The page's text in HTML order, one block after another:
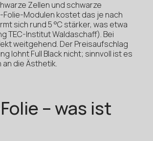
Zellen und schwarze
Folie-Modulen kostet das je nach
sich rund 5 °C stärker, was etwa
TEC-Institut Waldaschaff). Bei
weitgehend. Der Preisaufschlag
lohnt Full Black nicht; sinnvoll ist es
die Ästhetik.
– was ist